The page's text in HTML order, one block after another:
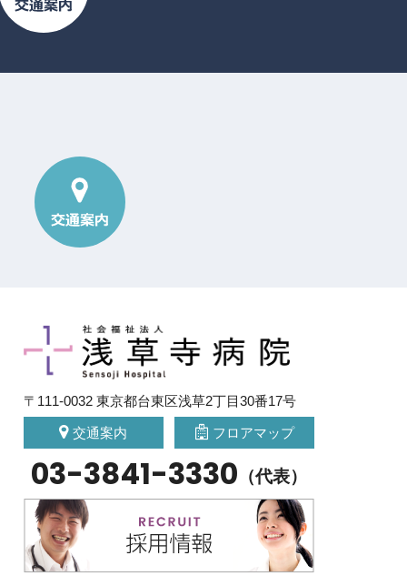
〒111-0032 東京都台東区浅草2丁目30番17号
交通案内 フロアマップ
03-3841-3330 （代表）